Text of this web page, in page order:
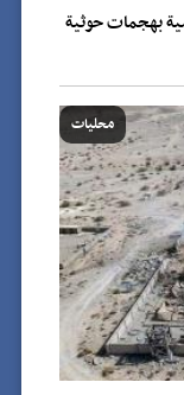
بهجمات حوثية
محليات